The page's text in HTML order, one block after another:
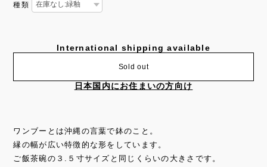
種類
International shipping available
Sold out
日本国内にお住まいの方向け
ワンブーとは沖縄の言葉で鉢のこと。
縁の幅が広い特徴的な形をしています。
ご飯茶碗の３.５寸サイズと同じくらいの大きさです。